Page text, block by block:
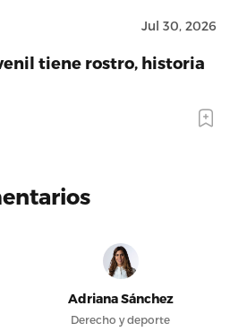
Jul 30, 2026
tiene rostro, historia
Adriana Sánchez
Derecho y deporte